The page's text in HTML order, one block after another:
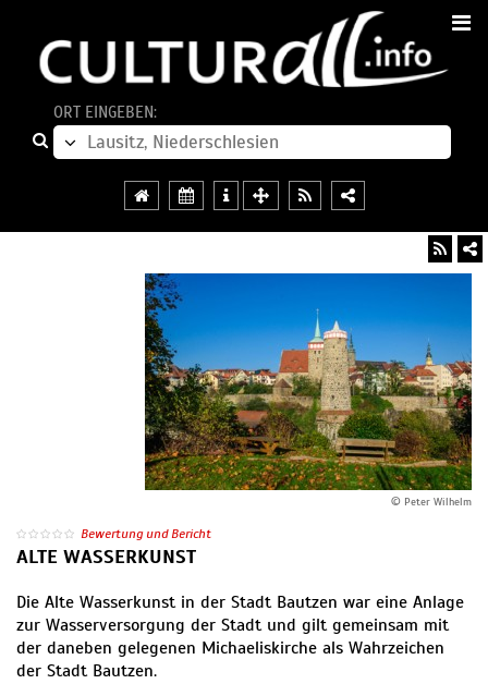
ORT EINGEBEN:
© Peter Wilhelm
Bewertung und Bericht
ALTE WASSERKUNST
Die Alte Wasserkunst in der Stadt Bautzen war eine Anlage
zur Wasserversorgung der Stadt und gilt gemeinsam mit
der daneben gelegenen Michaeliskirche als Wahrzeichen
der Stadt Bautzen.